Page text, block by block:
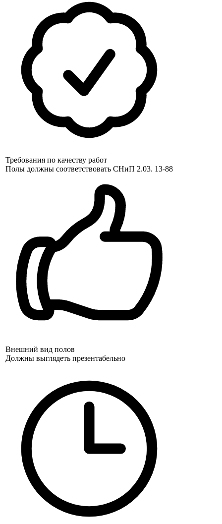
Требования по качеству работ
Полы должны соответствовать СНиП 2.03. 13-88
Внешний вид полов
Должны выглядеть презентабельно